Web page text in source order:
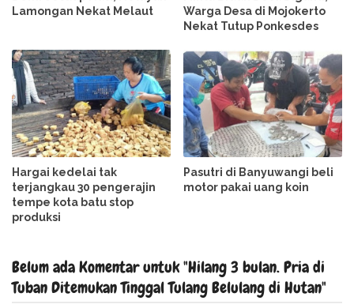
Lamongan Nekat Melaut
Warga Desa di Mojokerto
Nekat Tutup Ponkesdes
Hargai kedelai tak
terjangkau 30 pengerajin
tempe kota batu stop
produksi
Pasutri di Banyuwangi beli
motor pakai uang koin
Belum ada Komentar untuk "Hilang 3 bulan. Pria di
Tuban Ditemukan Tinggal Tulang Belulang di Hutan"